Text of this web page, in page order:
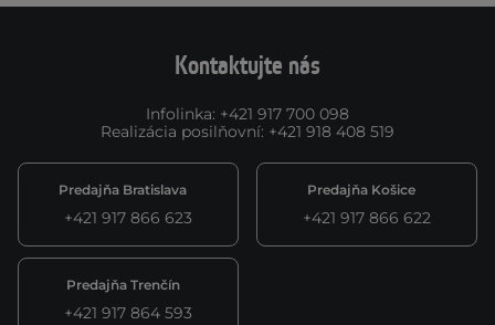
Kontaktujte nás
Infolinka: +421 917 700 098
Realizácia posilňovní: +421 918 408 519
Predajňa Bratislava
+421 917 866 623
Predajňa Košice
+421 917 866 622
Predajňa Trenčín
+421 917 864 593